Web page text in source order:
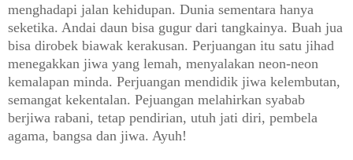
menghadapi jalan kehidupan. Dunia sementara hanya
seketika. Andai daun bisa gugur dari tangkainya. Buah jua
bisa dirobek biawak kerakusan. Perjuangan itu satu jihad
menegakkan jiwa yang lemah, menyalakan neon-neon
kemalapan minda. Perjuangan mendidik jiwa kelembutan,
semangat kekentalan. Pejuangan melahirkan syabab
berjiwa rabani, tetap pendirian, utuh jati diri, pembela
agama, bangsa dan jiwa. Ayuh!